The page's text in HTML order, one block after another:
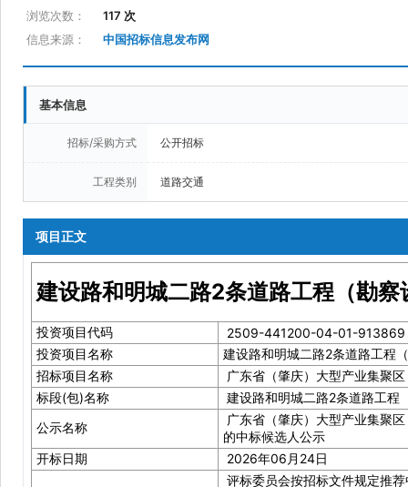
浏览次数：
117 次
信息来源：
中国招标信息发布网
基本信息
招标/采购方式 公开招标
工程类别 道路交通
项目正文